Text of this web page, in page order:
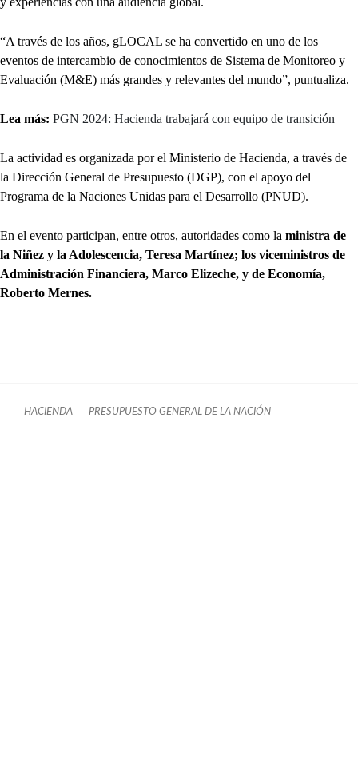
“A través de los años, gLOCAL se ha convertido en uno de los
eventos de intercambio de conocimientos de Sistema de Monitoreo y
Evaluación (M&E) más grandes y relevantes del mundo”, puntualiza.
Lea más: PGN 2024: Hacienda trabajará con equipo de transición
La actividad es organizada por el Ministerio de Hacienda, a través de
la Dirección General de Presupuesto (DGP), con el apoyo del
Programa de la Naciones Unidas para el Desarrollo (PNUD).
En el evento participan, entre otros, autoridades como la ministra de
la Niñez y la Adolescencia, Teresa Martínez; los viceministros de
Administración Financiera, Marco Elizeche, y de Economía,
Roberto Mernes.
HACIENDA PRESUPUESTO GENERAL DE LA NACIÓN